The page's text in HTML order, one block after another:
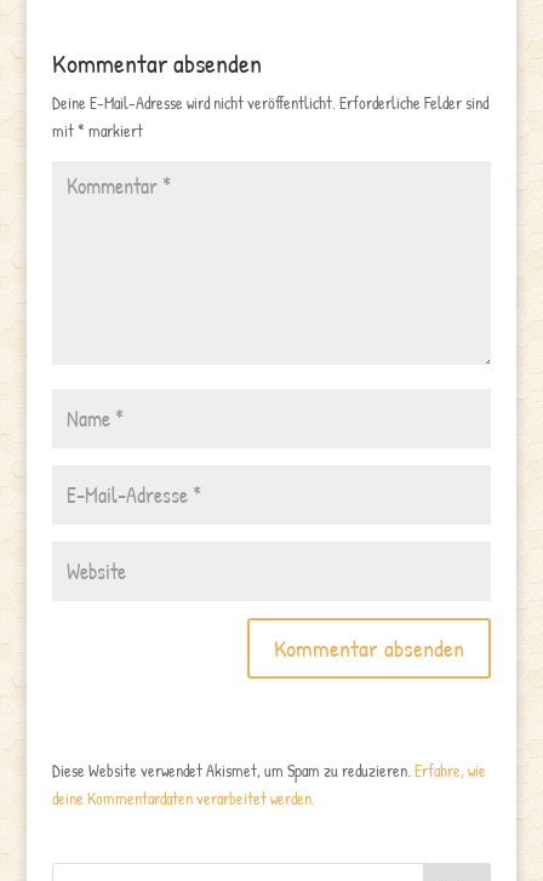
Kommentar absenden
Deine E-Mail-Adresse wird nicht veröffentlicht. Erforderliche Felder sind
mit* markiert
Diese Website verwendet Akismet, um Spam zu reduzieren. Erfahre, wie
deine Kommentardaten verarbeitet werden.